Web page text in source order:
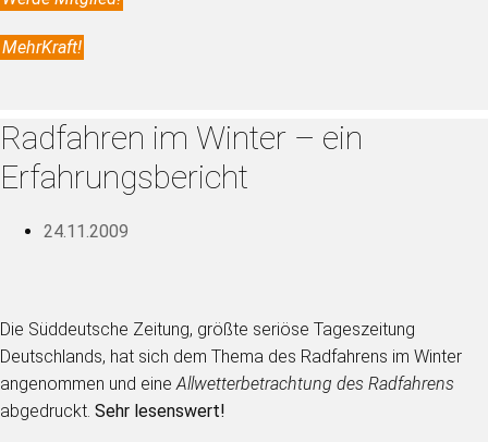
MehrKraft!
Radfahren im Winter – ein
Erfahrungsbericht
24.11.2009
Die Süddeutsche Zeitung, größte seriöse Tageszeitung
Deutschlands, hat sich dem Thema des Radfahrens im Winter
angenommen und eineAllwetterbetrachtung des Radfahrens
abgedruckt. Sehr lesenswert!